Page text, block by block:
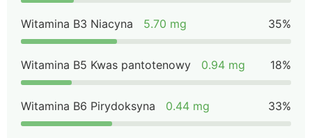
Witamina B3 Niacyna 5.70 mg 35%
Witamina B5 Kwas pantotenowy 0.94 mg 18%
Witamina B6 Pirydoksyna 0.44 mg 33%